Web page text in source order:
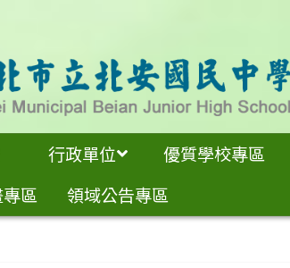
行政單位 優質學校專區
區
領域公告專區